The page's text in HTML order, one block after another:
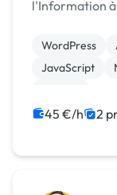
l'Information à EPITECH. Je
partiel,...
WordPress
JavaScript
45 €/h 2